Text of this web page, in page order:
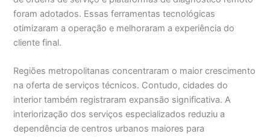
foram adotados. Essas ferramentas tecnológicas
otimizaram a operação e melhoraram a experiência do
cliente final.
Regiões metropolitanas concentraram o maior crescimento
na oferta de serviços técnicos. Contudo, cidades do
interior também registraram expansão significativa. A
interiorização dos serviços especializados reduziu a
dependência de centros urbanos maiores para